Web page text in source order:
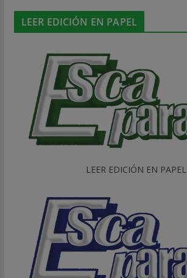
LEER EDICIÓN EN PAPEL
LEER EDICIÓN EN PAPEL